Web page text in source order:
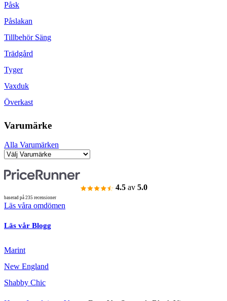
Påsk
Påslakan
Tillbehör Säng
Trädgård
Tyger
Vaxduk
Överkast
Varumärke
Alla Varumärken
4.5 av 5.0
baserad på 235 recensioner
Läs våra omdömen
Läs vår Blogg
Marint
New England
Shabby Chic